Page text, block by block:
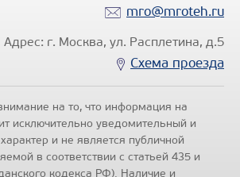
mro@mroteh.ru
Адрес: г. Москва, ул. Расплетина, д.5
Схема проезда
на то, что информация на
исключительно уведомительный и
и не является публичной
в соответствии с статьей 435 и
кодекса РФ). Наличие и